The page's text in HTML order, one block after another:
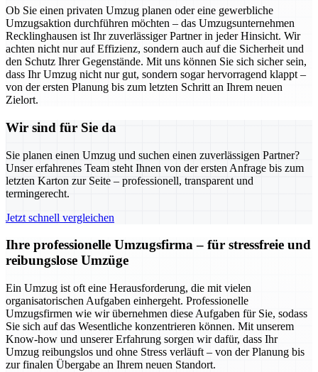
Ob Sie einen privaten Umzug planen oder eine gewerbliche
Umzugsaktion durchführen möchten – das Umzugsunternehmen
Recklinghausen ist Ihr zuverlässiger Partner in jeder Hinsicht. Wir
achten nicht nur auf Effizienz, sondern auch auf die Sicherheit und
den Schutz Ihrer Gegenstände. Mit uns können Sie sich sicher sein,
dass Ihr Umzug nicht nur gut, sondern sogar hervorragend klappt –
von der ersten Planung bis zum letzten Schritt an Ihrem neuen
Zielort.
Wir sind für Sie da
Sie planen einen Umzug und suchen einen zuverlässigen Partner?
Unser erfahrenes Team steht Ihnen von der ersten Anfrage bis zum
letzten Karton zur Seite – professionell, transparent und
termingerecht.
Jetzt schnell vergleichen
Ihre professionelle Umzugsfirma – für stressfreie und
reibungslose Umzüge
Ein Umzug ist oft eine Herausforderung, die mit vielen
organisatorischen Aufgaben einhergeht. Professionelle
Umzugsfirmen wie wir übernehmen diese Aufgaben für Sie, sodass
Sie sich auf das Wesentliche konzentrieren können. Mit unserem
Know-how und unserer Erfahrung sorgen wir dafür, dass Ihr
Umzug reibungslos und ohne Stress verläuft – von der Planung bis
zur finalen Übergabe an Ihrem neuen Standort.